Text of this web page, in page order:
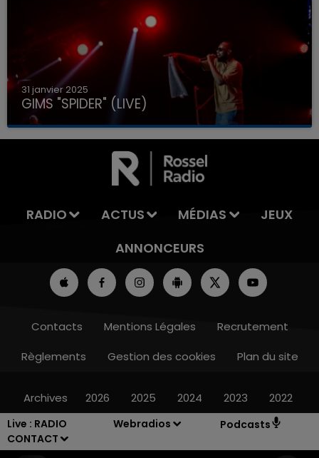
Live : RADIO
CONTACT
Webradios Podcasts
31 janvier 2025
GIMS "SPIDER" (LIVE)
RADIO ACTUS MÉDIAS
JEUX
ANNONCEURS
Contacts Mentions Légales
Recrutement
Règlements
Gestion des cookies Plan du site
Archives 2026 2025 2024 2023 2022